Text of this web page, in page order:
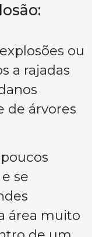
ou
a rajadas
de árvores
se
área muito